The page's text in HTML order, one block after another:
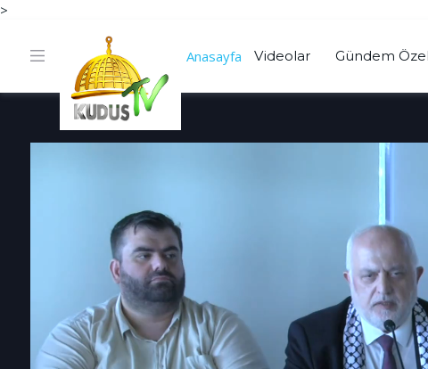
>
Anasayfa Videolar Gündem Özel